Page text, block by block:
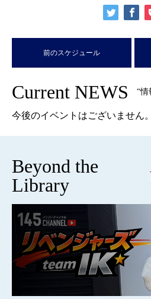
前のスケジュール
Current NEWS “情
今後のイベントはございません。
Beyond the
Library